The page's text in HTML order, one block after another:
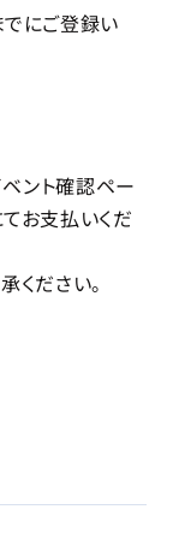
にご登録い
ント確認ペー
お支払いくだ
ください。